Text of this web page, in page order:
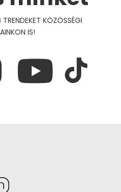
KÖZÖSSÉGI
IS!